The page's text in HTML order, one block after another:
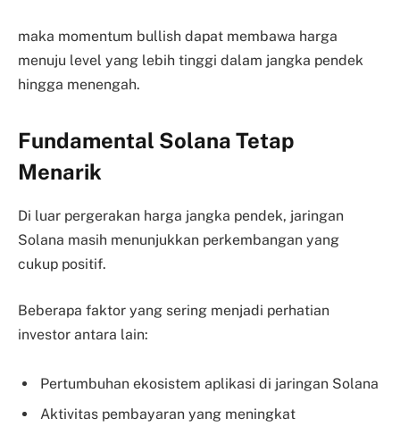
maka momentum bullish dapat membawa harga
menuju level yang lebih tinggi dalam jangka pendek
hingga menengah.
Fundamental Solana Tetap
Menarik
Di luar pergerakan harga jangka pendek, jaringan
Solana masih menunjukkan perkembangan yang
cukup positif.
Beberapa faktor yang sering menjadi perhatian
investor antara lain:
Pertumbuhan ekosistem aplikasi di jaringan Solana
Aktivitas pembayaran yang meningkat